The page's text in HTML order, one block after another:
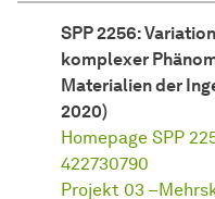
SPP 2256:
komplexer
Materialien der
2020)
Homepage SPP
422730790
Projekt 03